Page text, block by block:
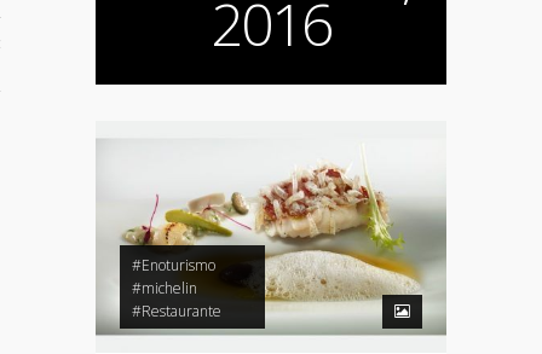
2016
#Enoturismo
#michelin
#Restaurante